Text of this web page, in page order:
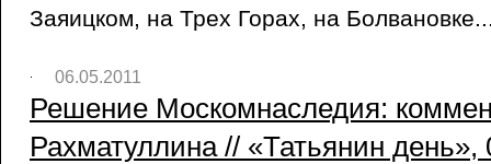
Заяицком, на Трех Горах, на
06.05.2011
Решение Москомнаследия:
Рахматуллина // «Татьянин день»,